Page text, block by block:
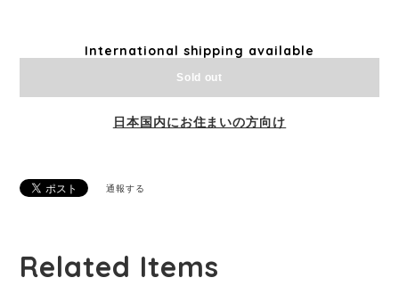
International shipping available
Sold out
日本国内にお住まいの方向け
通報する
Related Items